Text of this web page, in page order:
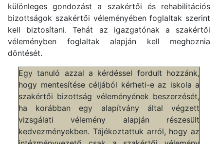
különleges gondozást a szakértői és rehabilitációs
bizottságok szakértői véleményében foglaltak szerint
kell biztosítani. Tehát az igazgatónak a szakértői
véleményben foglaltak alapján kell meghoznia
döntését.
Egy tanuló azzal a kérdéssel fordult hozzánk,
hogy mentesítése céljából kérheti-e az iskola a
szakértői bizottság véleményének beszerzését,
ha korábban egy alapítvány által végzett
vizsgálati vélemény alapján részesült
kedvezményekben. Tájékoztattuk arról, hogy az